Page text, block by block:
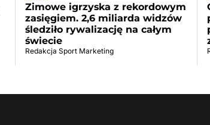
Zimowe igrzyska z rekordowym
zasięgiem. 2,6 miliarda widzów
śledziło rywalizację na całym
świecie
Redakcja Sport Marketing